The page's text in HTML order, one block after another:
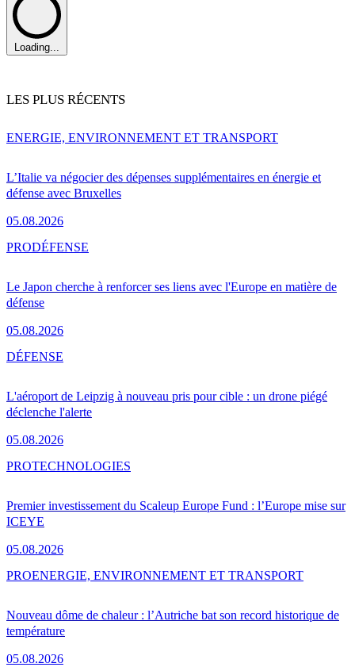
Loading...
LES PLUS RÉCENTS
L’Italie va négocier des dépenses supplémentaires en énergie et
défense avec Bruxelles
05.08.2026
ENERGIE, ENVIRONNEMENT ET TRANSPORT
Le Japon cherche à renforcer ses liens avec l'Europe en matière de
défense
05.08.2026
PRODÉFENSE
L'aéroport de Leipzig à nouveau pris pour cible : un drone piégé
déclenche l'alerte
05.08.2026
DÉFENSE
Premier investissement du Scaleup Europe Fund : l’Europe mise sur
ICEYE
05.08.2026
PROTECHNOLOGIES
Nouveau dôme de chaleur : l’Autriche bat son record historique de
température
05.08.2026
PROENERGIE, ENVIRONNEMENT ET TRANSPORT